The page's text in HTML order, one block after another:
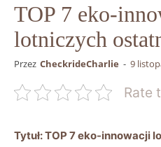
TOP 7 eko-
lotniczych
Przez CheckrideCharlie - 9
Rate
Tytuł: TOP 7 eko-innowacji